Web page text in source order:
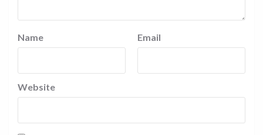
Name Email
Website